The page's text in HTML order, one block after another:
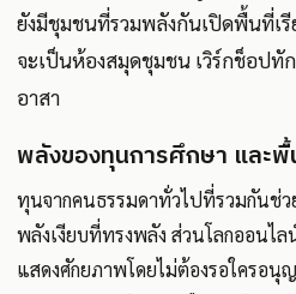
ยังมีชุมชนที่รวมพลังกันเปิดพื้นที่เ
จะเป็นห้องสมุดชุมชน เวิร์กช็อป
อาสา
พลังของทุนการศึกษา และ
ทุนจากคนธรรมดาทั่วไปที่รวมกันช่ว
พลังเงียบที่ทรงพลัง ส่วนโลกออนไ
แสดงศักยภาพโดยไม่ต้องรอใครอนุ